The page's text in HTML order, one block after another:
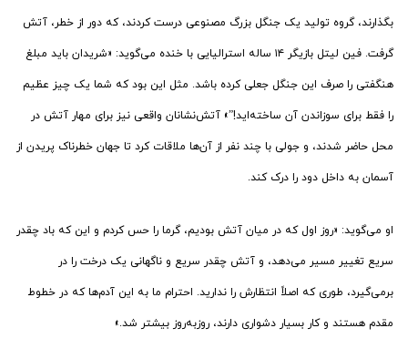
بگذارند، گروه تولید یک جنگل بزرگ مصنوعی درست کردند، که دور از خطر، آتش
گرفت. فین لیتل بازیگر ۱۴ ساله استرالیایی با خنده می‌گوید: «شریدان باید مبلغ
هنگفتی را صرف این جنگل جعلی کرده باشد. مثل این بود که شما یک چیز عظیم
را فقط برای سوزاندن آن ساخته‌اید!”» آتش‌نشانان واقعی نیز برای مهار آتش در
محل حاضر شدند، و جولی با چند نفر از آن‌ها ملاقات کرد تا جهان خطرناک پریدن از
آسمان به داخل دود را درک کند.
او می‌گوید: «روز اول که در میان آتش بودیم، گرما را حس کردم و این که باد چقدر
سریع تغییر مسیر می‌دهد، و آتش چقدر سریع و ناگهانی یک درخت را در
برمی‌گیرد، طوری که اصلاً انتظارش را ندارید. احترام ما به این آدم‌ها که در خطوط
مقدم هستند و کار بسیار دشواری دارند، روزبه‌روز بیشتر شد.»